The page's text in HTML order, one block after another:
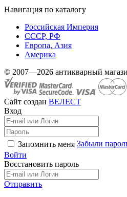
Навигация по каталогу
Российская Империя
СССР, РФ
Европа, Азия
Америка
© 2007—2026 антикварный
Сайт создан ВЕЛЕСТ
Вход
Запомнить меня Забыли
Войти
Восстановить пароль
Отправить